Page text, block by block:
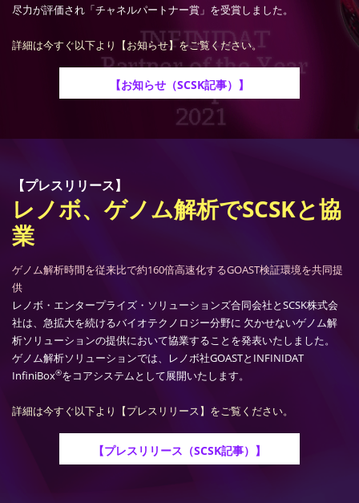
尽力が評価され「チャネルパートナー賞」を受賞しました。
詳細は今すぐ以下より【お知らせ】をご覧ください。
【お知らせ（SCSK記事）】
【プレスリリース】
レノボ、ゲノム解析でSCSKと協
業
ゲノム解析時間を従来比で約160倍高速化するGOAST検証環境を共同提
供
レノボ・エンタープライズ・ソリューションズ合同会社とSCSK株式会
社は、急拡大を続けるバイオテクノロジー分野に 欠かせないゲノム解
析ソリューションの提供において協業することを発表いたしました。
ゲノム解析ソリューションでは、レノボ社GOASTとINFINIDAT
InfiniBox®をコアシステムとして展開いたします。
詳細は今すぐ以下より【プレスリリース】をご覧ください。
【プレスリリース（SCSK記事）】